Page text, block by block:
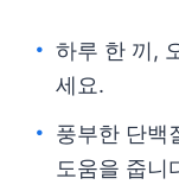
하루 한 끼,
세요.
풍부한 단백
도움을 줍니